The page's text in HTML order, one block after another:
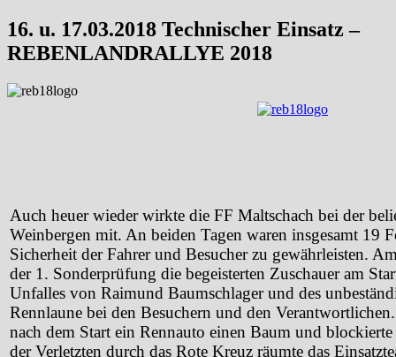
16. u. 17.03.2018 Technischer Einsatz –
REBENLANDRALLYE 2018
Auch heuer wieder wirkte die FF Maltschach bei der
Weinbergen mit. An beiden Tagen waren insgesamt 19
Sicherheit der Fahrer und Besucher zu gewährleisten.
der 1. Sonderprüfung die begeisterten Zuschauer am
Unfalles von Raimund Baumschlager und des
Rennlaune bei den Besuchern und den
nach dem Start ein Rennauto einen Baum und
der Verletzten durch das Rote Kreuz räumte das